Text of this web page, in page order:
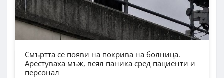
Смъртта се появи на покрива на болница.
Арестуваха мъж, всял паника сред пациенти и
персонал